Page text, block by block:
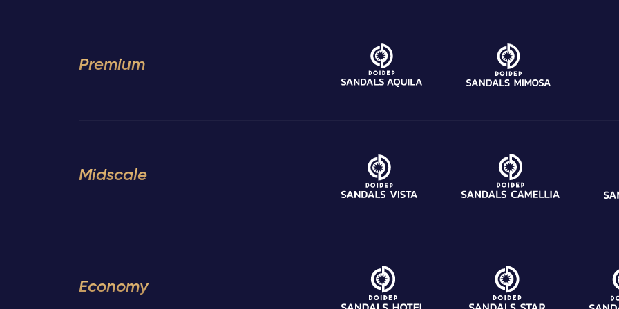
Premium
Midscale
Economy